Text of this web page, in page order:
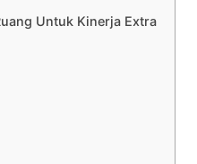
Untuk Kinerja Extra